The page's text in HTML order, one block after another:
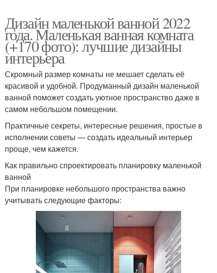
Дизайн маленькой ванной 2022
года. Маленькая ванная комната
(+170 фото): лучшие дизайны
интерьера
Скромный размер комнаты не мешает сделать её
красивой и удобной. Продуманный дизайн маленькой
ванной поможет создать уютное пространство даже в
самом небольшом помещении.
Практичные секреты, интересные решения, простые в
исполнении советы — создать идеальный интерьер
проще, чем кажется.
Как правильно спроектировать планировку маленькой
ванной
При планировке небольшого пространства важно
учитывать следующие факторы: